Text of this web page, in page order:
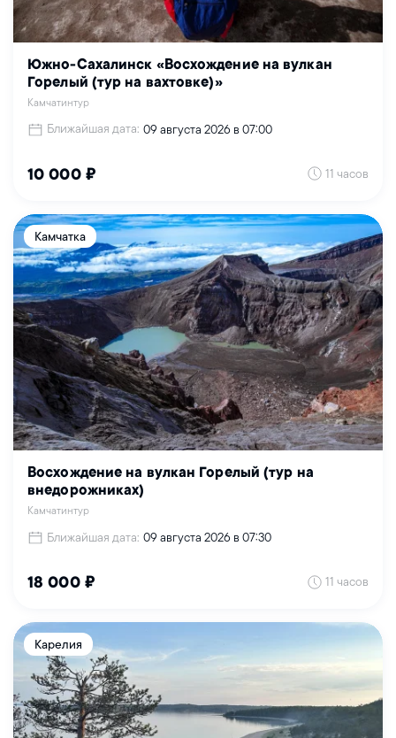
Южно-Сахалинск «Восхождение на вулкан
Горелый (тур на вахтовке)»
Камчатинтур
Ближайшая дата: 09 августа 2026 в 07:00
10 000 ₽ 11 часов
Камчатка
Восхождение на вулкан Горелый (тур на
внедорожниках)
Камчатинтур
Ближайшая дата: 09 августа 2026 в 07:30
18 000 ₽ 11 часов
Карелия